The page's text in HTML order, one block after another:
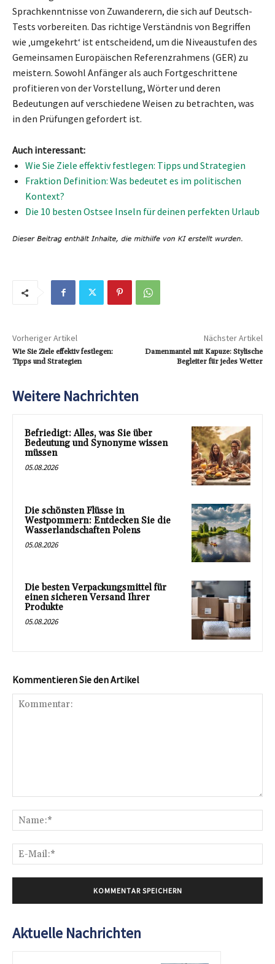
Sprachkenntnisse von Zuwanderern, die sich auf Deutsch-
Tests vorbereiten. Das richtige Verständnis von Begriffen
wie ‚umgekehrt‘ ist entscheidend, um die Niveaustufen des
Gemeinsamen Europäischen Referenzrahmens (GER) zu
meistern. Sowohl Anfänger als auch Fortgeschrittene
profitieren von der Vorstellung, Wörter und deren
Bedeutungen auf verschiedene Weisen zu betrachten, was
in den Prüfungen gefordert ist.
Auch interessant:
Wie Sie Ziele effektiv festlegen: Tipps und Strategien
Fraktion Definition: Was bedeutet es im politischen
Kontext?
Die 10 besten Ostsee Inseln für deinen perfekten Urlaub
Vorheriger Artikel
Wie Sie Ziele effektiv festlegen:
Tipps und Strategien
Nächster Artikel
Damenmantel mit Kapuze: Stylische
Begleiter für jedes Wetter
Weitere Nachrichten
Befriedigt: Alles, was Sie über
Bedeutung und Synonyme wissen
müssen
05.08.2026
Die schönsten Flüsse in
Westpommern: Entdecken Sie die
Wasserlandschaften Polens
05.08.2026
Die besten Verpackungsmittel für
einen sicheren Versand Ihrer
Produkte
05.08.2026
Kommentieren Sie den Artikel
Aktuelle Nachrichten